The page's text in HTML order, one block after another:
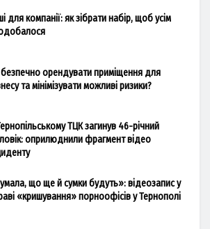
для компанії: як зібрати набір, щоб усім
орендувати приміщення для
та мінімізувати можливі ризики?
ТЦК загинув 46-річний
оприлюднили фрагмент відео
що ще й сумки будуть»: відеозапис у
«кришування» порноофісів у Тернополі